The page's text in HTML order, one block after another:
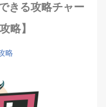
きる攻略チャー
略】
略